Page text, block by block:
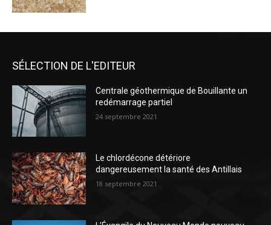
SÉLECTION DE L'EDITEUR
Centrale géothermique de Bouillante un
redémarrage partiel
24 septembre 2021
Le chlordécone détériore
dangereusement la santé des Antillais
18 septembre 2021